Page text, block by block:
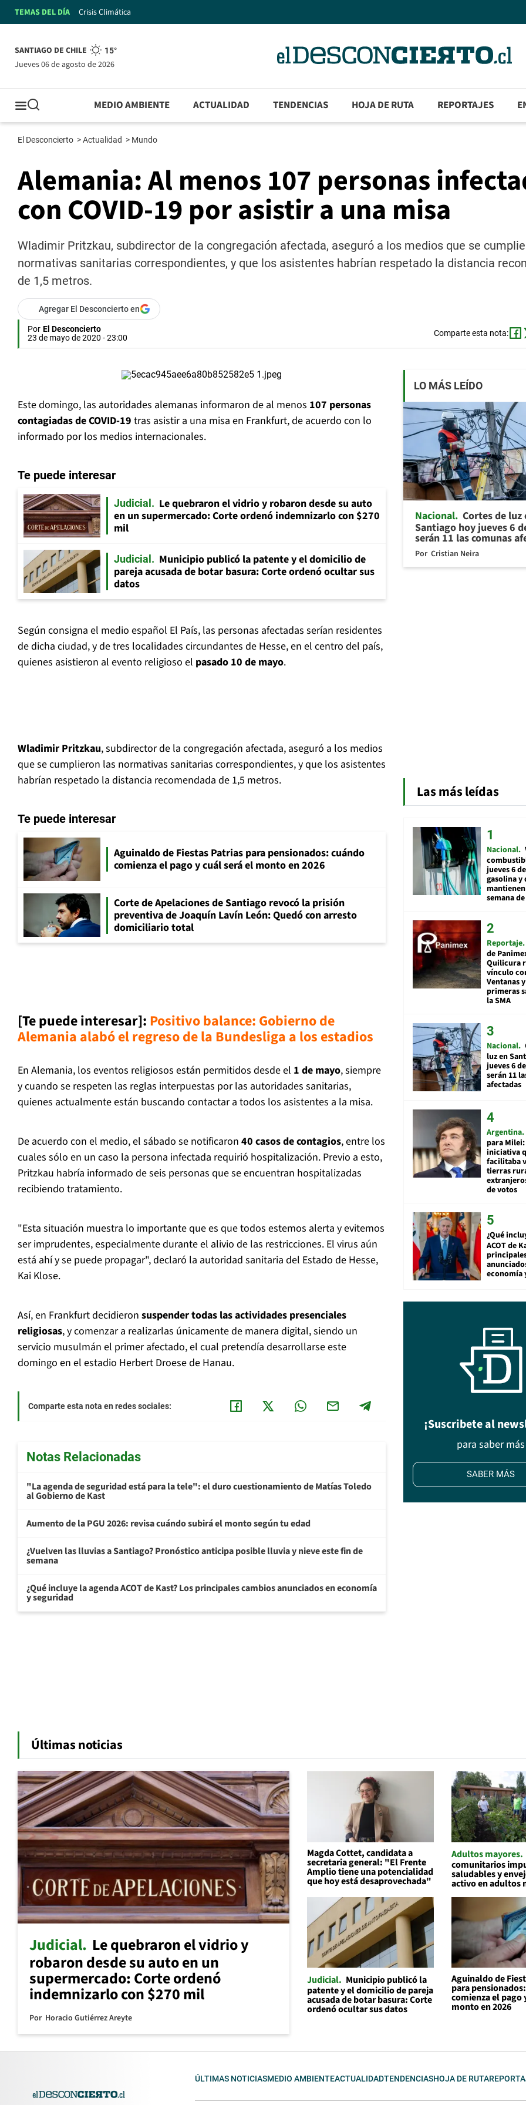
TEMAS DEL DÍA Crisis Climática
SANTIAGO DE CHILE 15°
jueves 06 de agosto de 2026
MEDIO AMBIENTE ACTUALIDAD TENDENCIAS HOJA DE RUTA REPORTAJES
El Desconcierto >Actualidad > Mundo
Alemania: Al menos 107 personas
con COVID-19 por asistir a una misa
Wladimir Pritzkau, subdirector de la congregación afectada, aseguró a los medios que se
normativas sanitarias correspondientes, y que los asistentes habrían respetado la distancia
de 1,5 metros.
Agregar El Desconcierto en
Por El Desconcierto
23 de mayo de 2020 - 23:00
Comparte esta nota:
Este domingo, las autoridades alemanas informaron de al menos 107 personas
contagiadas de COVID-19 tras asistir a una misa en Frankfurt, de acuerdo con lo
informado por los medios internacionales.
Te puede interesar
Judicial
Le quebraron el vidrio y robaron desde su auto
en un supermercado: Corte ordenó indemnizarlo con $270
mil
Judicial
Municipio publicó la patente y el domicilio de
pareja acusada de botar basura: Corte ordenó ocultar sus
datos
Según consigna el medio español El País, las personas afectadas serían residentes
de dicha ciudad, y de tres localidades circundantes de Hesse, en el centro del país,
quienes asistieron al evento religioso el pasado 10 de mayo.
Wladimir Pritzkau, subdirector de la congregación afectada, aseguró a los medios
que se cumplieron las normativas sanitarias correspondientes, y que los asistentes
habrían respetado la distancia recomendada de 1,5 metros.
Te puede interesar
Aguinaldo de Fiestas Patrias para pensionados: cuándo
comienza el pago y cuál será el monto en 2026
Corte de Apelaciones de Santiago revocó la prisión
preventiva de Joaquín Lavín León: Quedó con arresto
domiciliario total
[Te puede interesar]: Positivo balance: Gobierno de
Alemania alabó el regreso de la Bundesliga a los estadios
En Alemania, los eventos religiosos están permitidos desde el 1 de mayo, siempre
y cuando se respeten las reglas interpuestas por las autoridades sanitarias,
quienes actualmente están buscando contactar a todos los asistentes a la misa.
De acuerdo con el medio, el sábado se notificaron 40 casos de contagios, entre los
cuales sólo en un caso la persona infectada requirió hospitalización. Previo a esto,
Pritzkau habría informado de seis personas que se encuentran hospitalizadas
recibiendo tratamiento.
"Esta situación muestra lo importante que es que todos estemos alerta y evitemos
ser imprudentes, especialmente durante el alivio de las restricciones. El virus aún
está ahí y se puede propagar", declaró la autoridad sanitaria del Estado de Hesse,
Kai Klose.
Así, en Frankfurt decidieron suspender todas las actividades presenciales
religiosas, y comenzar a realizarlas únicamente de manera digital, siendo un
servicio musulmán el primer afectado, el cual pretendía desarrollarse este
domingo en el estadio Herbert Droese de Hanau.
Comparte esta nota en redes sociales:
Notas Relacionadas
"La agenda de seguridad está para la tele": el duro cuestionamiento de Matías Toledo
al Gobierno de Kast
Aumento de la PGU 2026: revisa cuándo subirá el monto según tu edad
¿Vuelven las lluvias a Santiago? Pronóstico anticipa posible lluvia y nieve este fin de
semana
¿Qué incluye la agenda ACOT de Kast? Los principales cambios anunciados en economía
y seguridad
LO MÁS LEÍDO
Nacional Cortes de luz
Santiago hoy jueves 6
serán 11 las comunas
Por Cristian Neira
Las más leídas
Nacional
jueves 6
gasolina y
semana
Reportaje
de
Quilicura
vínculo
Ventanas
primeras
la SMA
Nacional
luz en
jueves 6
serán 11
afectadas
Argentina
para
iniciativa
facilitaba
tierras
de votos
¿Qué
ACOT de
economía
¡Suscribete al
para saber más
SABER MÁS
Últimas noticias
Judicial Le quebraron el vidrio y
robaron desde su auto en un
supermercado: Corte ordenó
indemnizarlo con $270 mil
Por Horacio Gutiérrez Areyte
Magda Cottet, candidata a
secretaria general: "El Frente
Amplio tiene una potencialidad
que hoy está desaprovechada"
Adultos mayores
comunitarios
saludables y
activo en adultos
Judicial
Municipio publicó la
patente y el domicilio de pareja
acusada de botar basura: Corte
ordenó ocultar sus datos
Aguinaldo de
para
comienza el pago
monto en 2026
ÚLTIMAS NOTICIASMEDIO AMBIENTEACTUALIDADTENDENCIASHOJA DE RUTA